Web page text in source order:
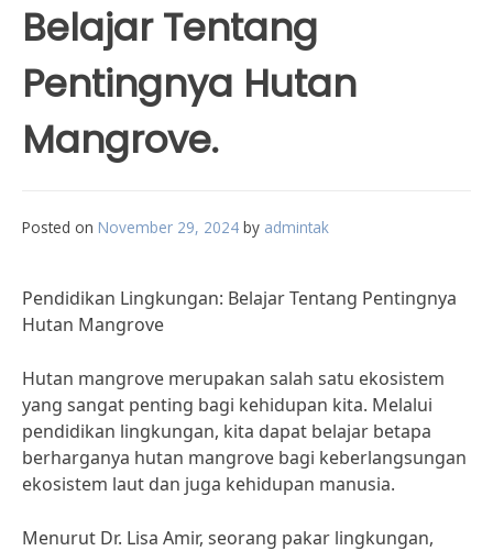
Belajar Tentang
Pentingnya Hutan
Mangrove.
Posted on November 29, 2024 by admintak
Pendidikan Lingkungan: Belajar Tentang Pentingnya
Hutan Mangrove
Hutan mangrove merupakan salah satu ekosistem
yang sangat penting bagi kehidupan kita. Melalui
pendidikan lingkungan, kita dapat belajar betapa
berharganya hutan mangrove bagi keberlangsungan
ekosistem laut dan juga kehidupan manusia.
Menurut Dr. Lisa Amir, seorang pakar lingkungan,